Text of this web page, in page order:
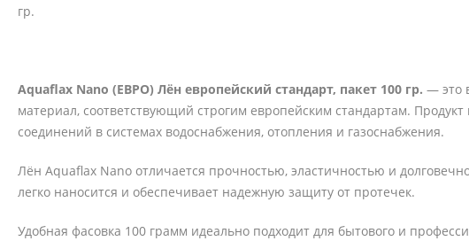
гр.
Aquaflax Nano (ЕВРО) Лён европейский стандарт, пакет 100 гр. — это
материал, соответствующий строгим европейским стандартам.
соединений в системах водоснабжения, отопления и газоснабжения.
Лён Aquaflax Nano отличается прочностью, эластичностью и
легко наносится и обеспечивает надежную защиту от протечек.
Удобная фасовка 100 грамм идеально подходит для бытового и